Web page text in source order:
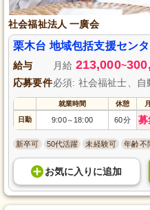
社会福祉法人 一廣会
栗木台 地域包括支援セン
給与 月給 213,000~
応募要件必須: 社会福祉士、自
就業時間 休憩 月
日勤 9:00～ 18:00 60分 募
新卒可 50代活躍 未経験可 年齢不
お気に入り に追加